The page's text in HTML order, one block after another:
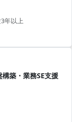
【作業期間】 6/1～
年以上
築・業務SE支援